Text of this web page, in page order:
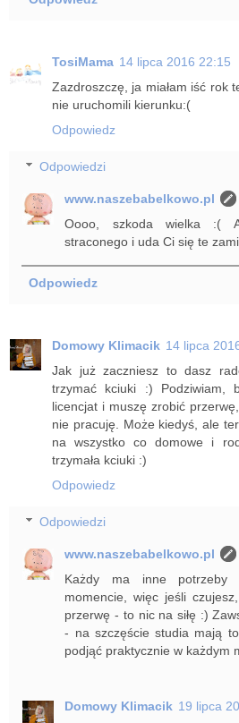
TosiMama 14 lipca 2016 22:15
Zazdroszczę, ja miałam iść rok
nie uruchomili kierunku:(
Odpowiedz
Odpowiedzi
www.naszebabelkowo.pl
Oooo, szkoda wielka :(
straconego i uda Ci się te
Odpowiedz
Domowy Klimacik 14 lipca
Jak już zaczniesz to dasz
trzymać kciuki :) Podziwiam,
licencjat i muszę zrobić
nie pracuję. Może kiedyś, ale
na wszystko co domowe i
trzymała kciuki :)
Odpowiedz
Odpowiedzi
www.naszebabelkowo.pl
Każdy ma inne
momencie, więc jeśli
przerwę - to nic na siłę :)
- na szczęście studia mają
podjąć praktycznie w każdym
Domowy Klimacik 19 lipca